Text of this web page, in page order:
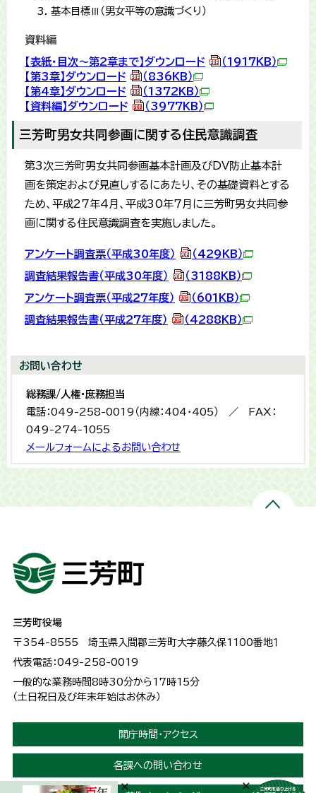
基本目標Ⅲ（男女平等の意識づくり）
資料編
【表紙・目次～第2章まで】ダウンロード
（1917KB）
【第3章】ダウンロード
（836KB）
【第4章】ダウンロード
（1372KB）
【資料編】ダウンロード
（3977KB）
三芳町男女共同参画に関する住民意識調査
第3次三芳町男女共同参画基本計画及びDV防止基本計
画を策定および見直しするにあたり、その基礎資料とする
ため、平成27年4月、平成30年7月に三芳町男女共同参
画に関する住民意識調査を実施しました。
アンケート調査票（平成30年度） （429KB）
調査結果報告書（平成30年度） （3188KB）
アンケート調査票（平成27年度） （601KB）
調査結果報告書（平成27年度） （4288KB）
お問い合わせ
総務課/人権・庶務担当
電話：049-258-0019（内線：404・405） ／ FAX：
049-274-1055
メールフォームによるお問い合わせ
三芳町役場
〒354-8555 埼玉県入間郡三芳町大字藤久保1100番地１
代表電話：049-258-0019
一般的な業務時間8時30分から17時15分
（土日祝日及び年末年始はお休み）
開庁時間・アクセス
各課への問い合わせ